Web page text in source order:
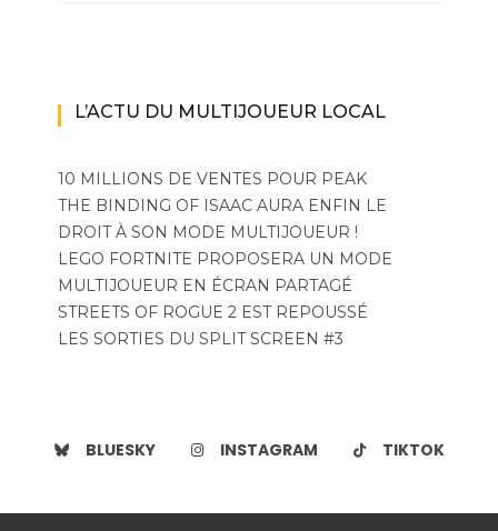
L’ACTU DU MULTIJOUEUR LOCAL
10 MILLIONS DE VENTES POUR PEAK
THE BINDING OF ISAAC AURA ENFIN LE
DROIT À SON MODE MULTIJOUEUR !
LEGO FORTNITE PROPOSERA UN MODE
MULTIJOUEUR EN ÉCRAN PARTAGÉ
STREETS OF ROGUE 2 EST REPOUSSÉ
LES SORTIES DU SPLIT SCREEN #3
BLUESKY INSTAGRAM TIKTOK